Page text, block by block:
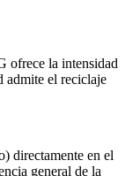
ofrece la intensidad
admite el reciclaje
directamente en el
general de la